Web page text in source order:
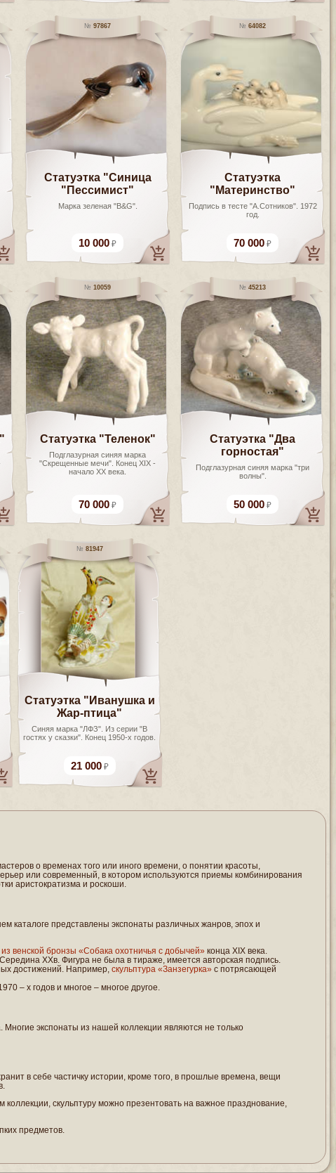
97867
Статуэтка "Синица
"Пессимист"
Марка зеленая "B&G".
10 000
64082
Статуэтка
"Материнство"
Подпись в тесте "А.Сотников". 1972
год.
70 000
10059
Статуэтка "Теленок"
Подглазурная синяя марка
"Скрещенные мечи". Конец XIX -
начало XX века.
70 000
45213
Статуэтка "Два
горностая"
Подглазурная синяя марка "три
волны".
50 000
81947
Статуэтка "Иванушка и
Жар-птица"
Синяя марка "ЛФЗ". Из серии "В
гостях у сказки". Конец 1950-х годов.
21 000
о временах того или иного времени, о понятии красоты,
или современный, в котором используются приемы комбинирования
аристократизма и роскоши.
каталоге представлены экспонаты различных жанров, эпох и
венской бронзы «Собака охотничья с добычей» конца XIX века.
Середина ХХв. Фигура не была в тираже, имеется авторская подпись.
достижений. Например, скульптура «Занзегурка» с потрясающей
– х годов и многое – многое другое.
Многие экспонаты из нашей коллекции являются не только
в себе частичку истории, кроме того, в прошлые времена, вещи
скульптуру можно презентовать на важное празднование,
предметов.